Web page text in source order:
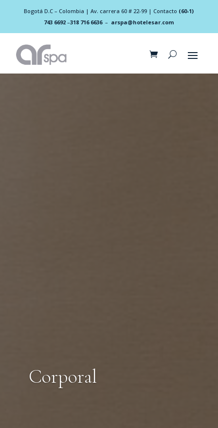
Bogotá D.C – Colombia | Av. carrera 60 # 22-99 | Contacto (60-1)
743 6692 –318 716 6636– arspa@hotelesar.com
Corporal